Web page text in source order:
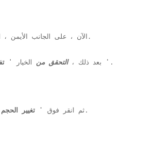
4. الآن ، على الجانب الأيمن ' التبويب.
5. بعد ذلك ،التحقق من الخيار ' '.
6. ثم انقر فوق ' تغيير الحجم 'لتغيير حجم شاشة الكمبيوتر.